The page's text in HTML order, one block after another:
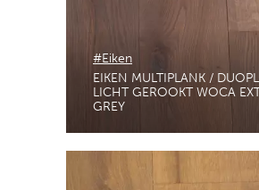
#Eiken
EIKEN MULTIPLANK /
LICHT GEROOKT WOCA
GREY